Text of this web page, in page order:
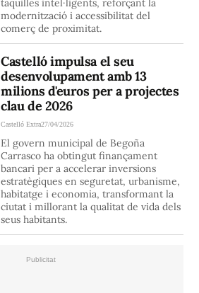
taquilles intel·ligents, reforçant la
modernització i accessibilitat del
comerç de proximitat.
Castelló impulsa el seu
desenvolupament amb 13
milions d'euros per a projectes
clau de 2026
Castelló Extra27/04/2026
El govern municipal de Begoña
Carrasco ha obtingut finançament
bancari per a accelerar inversions
estratègiques en seguretat, urbanisme,
habitatge i economia, transformant la
ciutat i millorant la qualitat de vida dels
seus habitants.